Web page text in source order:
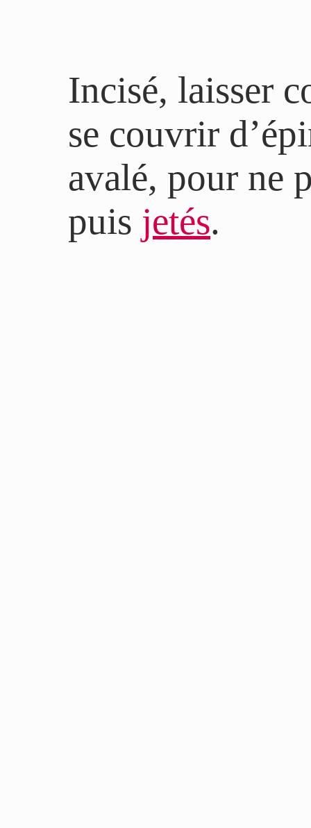
Incisé, laisser
se couvrir
avalé, pour ne
puis jetés.